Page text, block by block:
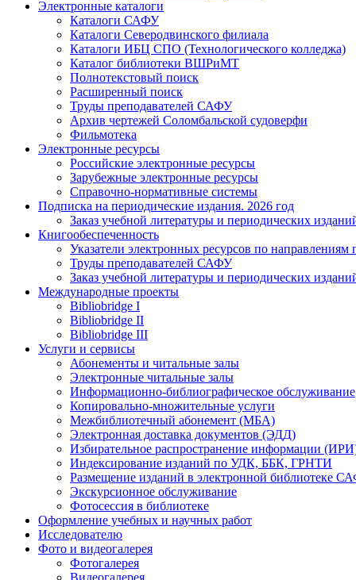
Электронные каталоги
Каталоги САФУ
Каталоги Северодвинского филиала
Каталоги ИБЦ СПО (Технологического колледжа)
Каталог библиотеки ВШРиМТ
Полнотекстовый поиск
Расширенный поиск
Труды преподавателей САФУ
Архив чертежей Соломбальской судоверфи
Фильмотека
Электронные ресурсы
Российские электронные ресурсы
Зарубежные электронные ресурсы
Справочно-нормативные системы
Подписка на периодические издания. 2026 год
Заказ учебной литературы и периодических
Книгообеспеченность
Указатели электронных ресурсов по направлениям
Труды преподавателей САФУ
Заказ учебной литературы и периодических
Международные проекты
Bibliobridge I
Bibliobridge II
Bibliobridge III
Услуги и сервисы
Абонементы и читальные залы
Электронные читальные залы
Информационно-библиографическое обслуживание
Копировально-множительные услуги
Межбиблиотечный абонемент (МБА)
Электронная доставка документов (ЭДД)
Избирательное распространение информации
Индексирование изданий по УДК, ББК, ГРНТИ
Размещение изданий в электронной библиотеке
Экскурсионное обслуживание
Фотосессия в библиотеке
Оформление учебных и научных работ
Исследователю
Фото и видеогалерея
Фотогалерея
Видеогалерея